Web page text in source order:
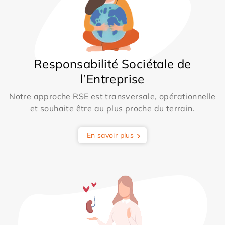
Responsabilité Sociétale de
l’Entreprise
Notre approche RSE est transversale, opérationnelle
et souhaite être au plus proche du terrain.
En savoir plus